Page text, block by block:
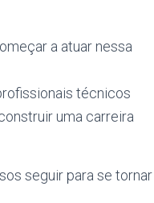
a atuar nessa
técnicos
uma carreira
seguir para se tornar